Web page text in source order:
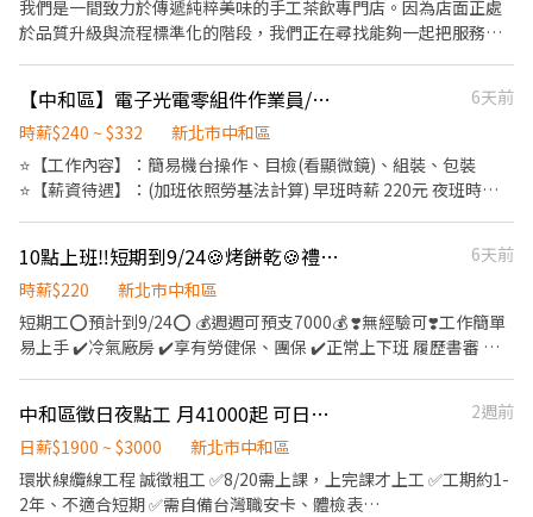
司、貨運、物流、工地搬料等相關經驗者優先。 ✔ 有責任感、不遲
或腿力不足者，請勿應徵，以免浪費彼此時間。 ※ 無搬運、粗重相
關工作經驗者，請勿應徵。 【福利】 ✅ 時薪 500 元 ✅ 當日現領 ✅
我們是一間致力於傳遞純粹美味的手工茶飲專門店。因為店面正處
於品質升級與流程標準化的階段，我們正在尋找能夠一起把服務與
心事業，我們對環境清潔與製作細節有嚴格要求。 3. **情緒穩定
**：在忙碌的營業時段，能保持對顧客的耐心與專業。 4. **學習意
願**：我們有一套明確的作業流程（SOP），希望能教會你專業的
操作技能。 **我們能提供你：** * **穩定的工作環境**：透明、友
善、且有紀律的作業系統。 * **專業的技能培訓**：從原料認識到
嗎？** 如果你不只是想找份打工，而是希望在一個穩定、有條理的
環境下學習餐飲經營的真功夫，這裡會是一個很好的起點。 想找一
份能學到東西、同事好相處的工作嗎？ 加入我們，一起製作飲料、
認識新朋友！ 🌟 排班可依課表調整 🌟 表現良好享加薪機會 🌟 完整
教育訓練，無經驗也能上手 ✨ 無經驗可 ✨ 彈性排班 ✨ 時薪
$200~210 ✨ 員工聚餐 ✨ 生日禮金 ✨ 團體保險 工作內容： 🥤 飲品
調製 💰 收銀結帳 🧹 環境整理 🛵 協助外送 歡迎： ✔ 學生兼職 ✔ 二
【中和區】電子光電零組件作業員/時薪240-332/冷氣廠房環境好/供餐/聯RM
6天前
時薪$240 ~ $332
新北市中和區
⭐【工作內容】：簡易機台操作、目檢(看顯微鏡)、組裝、包裝
⭐【薪資待遇】：(加班依照勞基法計算) 早班時薪 220元 夜班時薪
上各休息 60 分鐘 ⭐【加班時間】：假日需配合加班1天 ⭐【工作地
點】：新北市中和區橋安街 ⭐【注意事項】：需穿無塵服、需久坐
⭐給您的獨家福利：供餐、三節禮品或禮金、結婚生育禮金、喪儀慰
問金(到職滿一個月即可享有)
10點上班‼️短期到9/24🍪烤餅乾🍪禮盒包裝
6天前
時薪$220
新北市中和區
短期工⭕️預計到9/24⭕️ 💰週週可預支7000💰 ❣️無經驗可❣️工作簡單
易上手 ✔️冷氣廠房 ✔️享有勞健保、團保 ✔️正常上下班 履歷書審 錄
工作地點➜ 中和區中正路 正常上下班⭕️不用加班‼️ 🌙🌙 一到六排休
一天、固定休週日、見紅休 ✨✨ 💡每天都有面試，歡迎私訊截圖預
約💡 ▪️電話：0968921833 鍾小姐
中和區徵日夜點工 月41000起 可日領 無經驗可 怕累愛放鳥請勿應徵
2週前
日薪$1900 ~ $3000
新北市中和區
環狀線纜線工程 誠徵粗工 ✅8/20需上課，上完課才上工 ✅工期約1-
2年、不適合短期 ✅需自備台灣職安卡、體檢表